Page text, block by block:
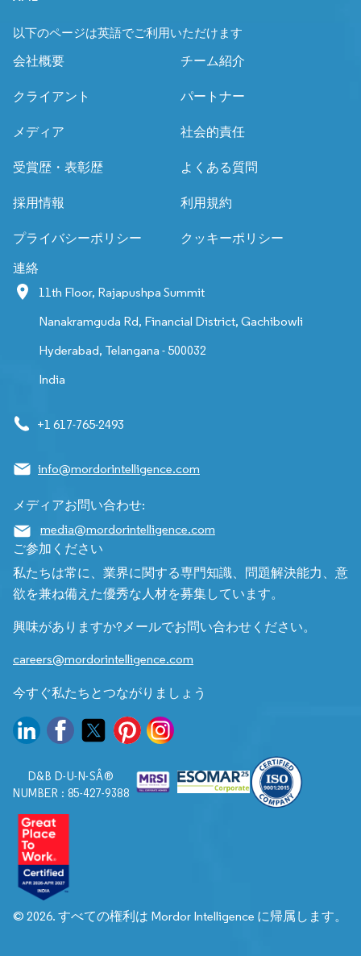
以下のページは英語でご利用いただけます
会社概要 チーム紹介
クライアント パートナー
メディア 社会的責任
受賞歴・表彰歴 よくある質問
採用情報 利用規約
プライバシーポリシー クッキーポリシー
連絡
11th Floor, Rajapushpa Summit
Nanakramguda Rd, Financial District, Gachibowli
Hyderabad, Telangana - 500032
India
+1 617-765-2493
info@mordorintelligence.com
メディアお問い合わせ:
media@mordorintelligence.com
ご参加ください
私たちは常に、業界に関する専門知識、問題解決能力、意
欲を兼ね備えた優秀な人材を募集しています。
興味がありますか?メールでお問い合わせください。
careers@mordorintelligence.com
今すぐ私たちとつながりましょう
D&B D-U-N-SÂ®
NUMBER : 85-427-9388
© 2026. すべての権利は Mordor Intelligence に帰属します。